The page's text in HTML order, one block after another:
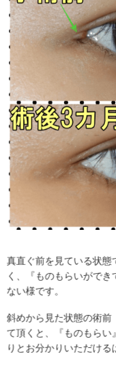
真直ぐ前を見ている状態
く、『ものもらいがで
ない様です。
斜めから見た状態の術前
て頂くと、『ものもらい
りとお分かりいただける